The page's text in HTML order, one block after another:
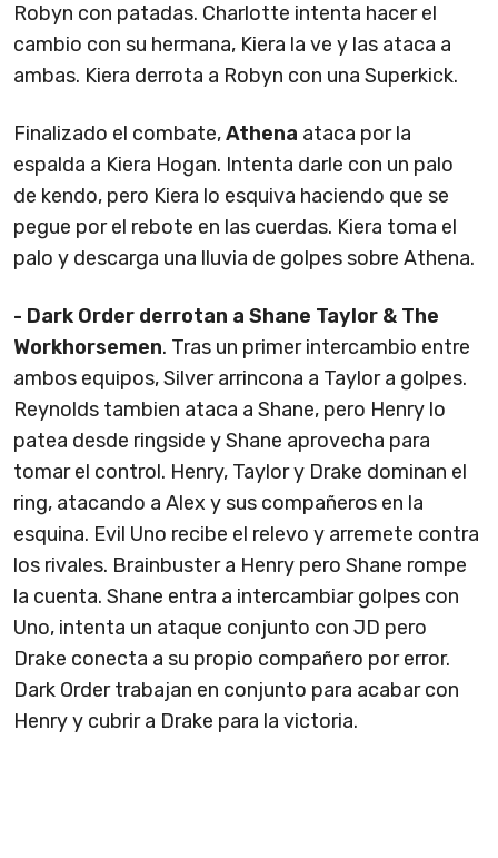
Robyn con patadas. Charlotte intenta hacer el
cambio con su hermana, Kiera la ve y las ataca a
ambas. Kiera derrota a Robyn con una Superkick.
Finalizado el combate,Athena ataca por la
espalda a Kiera Hogan. Intenta darle con un palo
de kendo, pero Kiera lo esquiva haciendo que se
pegue por el rebote en las cuerdas. Kiera toma el
palo y descarga una lluvia de golpes sobre Athena.
- Dark Order derrotan a Shane Taylor & The
Workhorsemen. Tras un primer intercambio entre
ambos equipos, Silver arrincona a Taylor a golpes.
Reynolds tambien ataca a Shane, pero Henry lo
patea desde ringside y Shane aprovecha para
tomar el control. Henry, Taylor y Drake dominan el
ring, atacando a Alex y sus compañeros en la
esquina. Evil Uno recibe el relevo y arremete contra
los rivales. Brainbuster a Henry pero Shane rompe
la cuenta. Shane entra a intercambiar golpes con
Uno, intenta un ataque conjunto con JD pero
Drake conecta a su propio compañero por error.
Dark Order trabajan en conjunto para acabar con
Henry y cubrir a Drake para la victoria.